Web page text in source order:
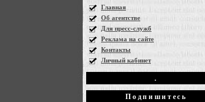
Главная
Об агентстве
Для пресс-служб
Реклама на сайте
Контакты
Личный кабинет
.
Подпишитесь